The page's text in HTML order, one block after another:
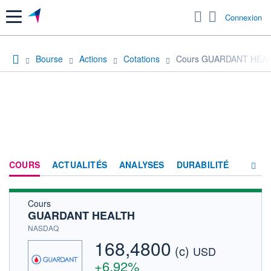
Menu Connexion
Bourse Actions Cotations Cours GUARDANT
COURS ACTUALITÉS ANALYSES DURABILITÉ
HISTORIQUE
Cours
GUARDANT HEALTH
NASDAQ
168,4800 (c) USD
+6,92%